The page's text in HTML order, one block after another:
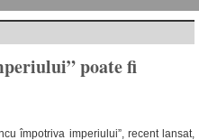
poate fi
împotriva imperiului”, recent lansat,